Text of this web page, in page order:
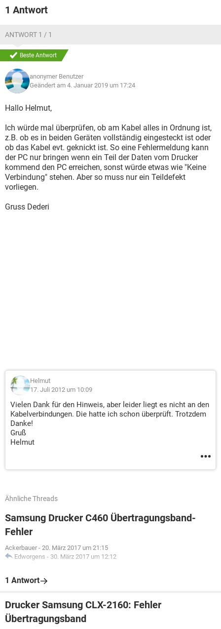
1 Antwort
ANTWORT 1 / 1
Beste Antwort
anonymer Benutzer
Geändert am 4. Januar 2019 um 17:24
Hallo Helmut,
Ich würde mal überprüfen, ob am Kabel alles in Ordnung ist,
z.B. ob es in beiden Geräten vollständig eingesteckt ist oder
ob das Kabel evt. geknickt ist. So eine Fehlermeldung kann
der PC nur bringen wenn ein Teil der Daten vom Drucker
kommend den PC erreichen, sonst würde etwas wie "Keine
Verbindung" stehen. Aber so muss nur ein Teildefekt
vorliegen.
Gruss Dederi
Helmut
17. Juli 2012 um 10:09
Vielen Dank für den Hinweis, aber leider liegt es nicht an den
Kabelverbindungen. Die hatte ich schon überprüft. Trotzdem
Danke!
Gruß
Helmut
Ähnliche Threads
Samsung Drucker C460 Übertragungsband-
Fehler
Ackerbauer - 20. März 2017 um 21:15
Edworgens - 30. März 2017 um 12:12
1 Antwort
Drucker Samsung CLX-2160: Fehler
Übertragungsband